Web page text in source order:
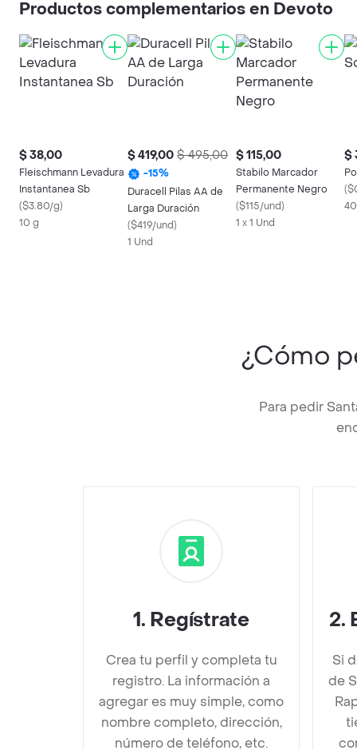
Productos complementarios en Devoto
$ 38,00
Fleischmann Levadura
Instantanea Sb
($3.80/g)
10 g
$ 419,00 $ 495,00
-15%
Duracell Pilas AA de
Larga Duración
($419/und)
1 Und
$ 115,00
Stabilo Marcador
Permanente Negro
($115/und)
1 x 1 Und
$
(
¿Cómo
Para pedir
1. Regístrate
Crea tu perfil y completa tu
registro. La información a
agregar es muy simple, como
nombre completo, dirección,
número de teléfono, etc.
2.
Si
de